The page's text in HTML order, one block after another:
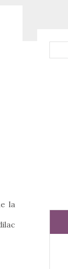
la